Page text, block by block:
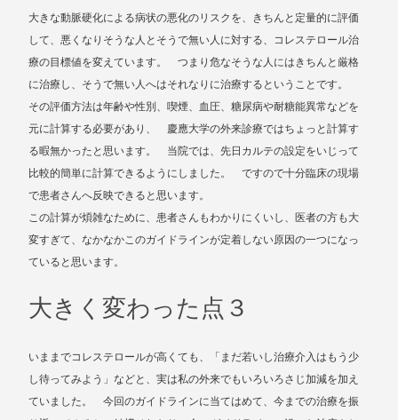
大きな動脈硬化による病状の悪化のリスクを、きちんと定量的に評価
して、悪くなりそうな人とそうで無い人に対する、コレステロール治
療の目標値を変えています。 つまり危なそうな人にはきちんと厳格
に治療し、そうで無い人へはそれなりに治療するということです。
その評価方法は年齢や性別、喫煙、血圧、糖尿病や耐糖能異常などを
元に計算する必要があり、 慶應大学の外来診療ではちょっと計算す
る暇無かったと思います。 当院では、先日カルテの設定をいじって
比較的簡単に計算できるようにしました。 ですので十分臨床の現場
で患者さんへ反映できると思います。
この計算が煩雑なために、患者さんもわかりにくいし、医者の方も大
変すぎて、なかなかこのガイドラインが定着しない原因の一つになっ
ていると思います。
大きく変わった点３
いままでコレステロールが高くても、「まだ若いし治療介入はもう少
し待ってみよう」などと、実は私の外来でもいろいろさじ加減を加え
ていました。 今回のガイドラインに当てはめて、今までの治療を振